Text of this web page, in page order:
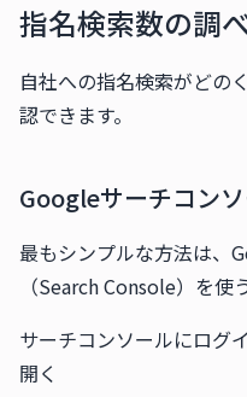
指名検索数の調
自社への指名検索がどの
認できます。
Googleサーチコン
最もシンプルな方法は、
（Search Console）を使
サーチコンソールにログ
開く